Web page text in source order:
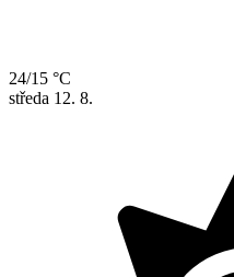
24/15 °C
středa 12. 8.